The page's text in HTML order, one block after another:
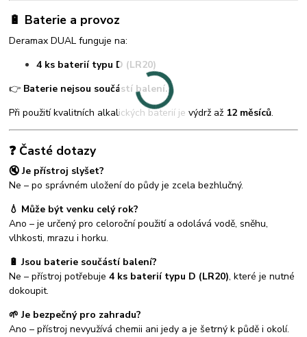
🔋 Baterie a provoz
Deramax DUAL funguje na:
4 ks baterií typu D (LR20)
👉 Baterie nejsou součástí balení.
Při použití kvalitních alkalických baterií je výdrž až 12 měsíců.
❓ Časté dotazy
🔇 Je přístroj slyšet?
Ne – po správném uložení do půdy je zcela bezhlučný.
💧 Může být venku celý rok?
Ano – je určený pro celoroční použití a odolává vodě, sněhu,
vlhkosti, mrazu i horku.
🔋 Jsou baterie součástí balení?
Ne – přístroj potřebuje4 ks baterií typu D (LR20), které je nutné
dokoupit.
🌱 Je bezpečný pro zahradu?
Ano – přístroj nevyužívá chemii ani jedy a je šetrný k půdě i okolí.